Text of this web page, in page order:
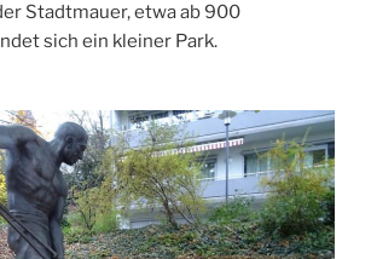
Stadtmauer, etwa ab 900
sich ein kleiner Park.